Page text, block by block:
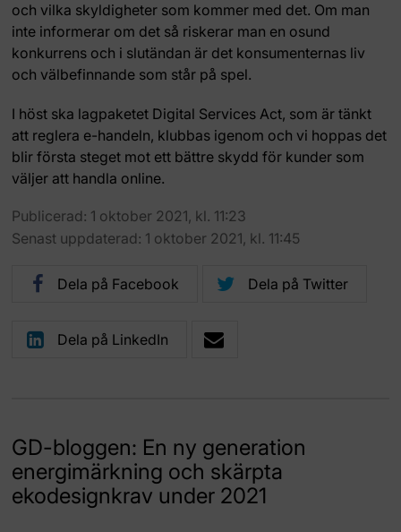
och vilka skyldigheter som kommer med det. Om man
inte informerar om det så riskerar man en osund
konkurrens och i slutändan är det konsumenternas liv
och välbefinnande som står på spel.
I höst ska lagpaketet Digital Services Act, som är tänkt
att reglera e-handeln, klubbas igenom och vi hoppas det
blir första steget mot ett bättre skydd för kunder som
väljer att handla online.
Publicerad: 1 oktober 2021, kl. 11:23
Senast uppdaterad: 1 oktober 2021, kl. 11:45
Dela på Facebook Dela på Twitter
Dela på LinkedIn
GD-bloggen: En ny generation
energimärkning och skärpta
ekodesignkrav under 2021